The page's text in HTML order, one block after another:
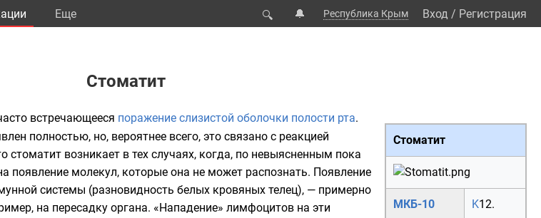
Eще 🔍 🔔 Республика Крым Вход / Регистрация
Стоматит
Стоматит
МКБ-10 K12.
встречающееся поражение слизистой оболочки полости рта.
полностью, но, вероятнее всего, это связано с реакцией
стоматит возникает в тех случаях, когда, по невыясненным пока
появление молекул, которые она не может распознать. Появление
системы (разновидность белых кровяных телец), — примерно
на пересадку органа. «Нападение» лимфоцитов на эти